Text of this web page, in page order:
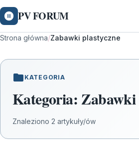
PV FORUM
Strona główna/Zabawki plastyczne
KATEGORIA
Kategoria: Zabawki
Znaleziono 2 artykuły/ów